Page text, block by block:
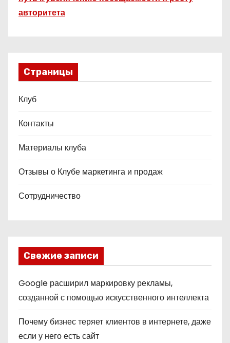
авторитета
Страницы
Клуб
Контакты
Материалы клуба
Отзывы о Клубе маркетинга и продаж
Сотрудничество
Свежие записи
Google расширил маркировку рекламы,
созданной с помощью искусственного интеллекта
Почему бизнес теряет клиентов в интернете, даже
если у него есть сайт